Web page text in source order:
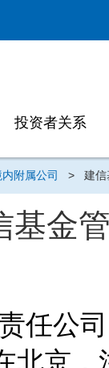
投资者关系
附属公司 > 建信
基金
任公
北京